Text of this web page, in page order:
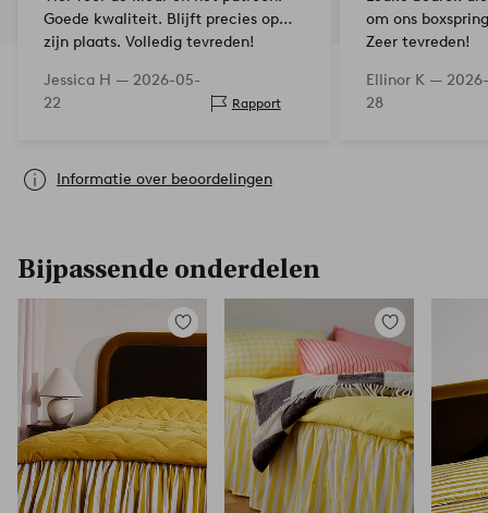
Goede kwaliteit. Blijft precies op
zijn plaats. Volledig tevreden!
Jessica H — 2026-05-
22
Rapport
om ons
Zeer tevreden!
Ellinor K —
28
Informatie over beoordelingen
Bijpassende onderdelen
Toevoegen
aan
favorieten
Toevoegen
aan
favorieten